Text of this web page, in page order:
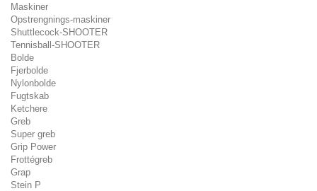
Maskiner
Opstrengnings-maskiner
Shuttlecock-SHOOTER
Tennisball-SHOOTER
Bolde
Fjerbolde
Nylonbolde
Fugtskab
Ketchere
Greb
Super greb
Grip Power
Frottégreb
Grap
Stein P